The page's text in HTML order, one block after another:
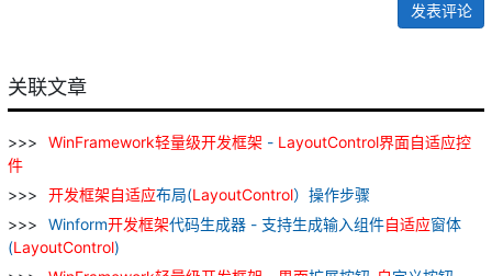
发表评论
关联文章
WinFramework轻量级开发框架 - LayoutControl界面自适应控
件
开发框架自适应布局(LayoutControl）操作步骤
Winform开发框架代码生成器 - 支持生成输入组件自适应窗体
(LayoutControl)